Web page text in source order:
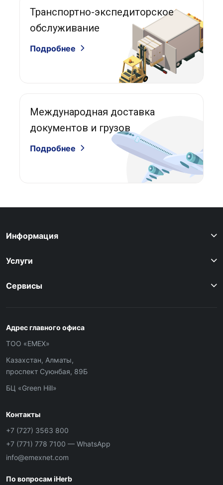
Транспортно-экспедиторское
обслуживание
Подробнее
Международная доставка
документов и грузов
Подробнее
Информация
Услуги
Сервисы
Адрес главного офиса
ТОО «ЕМЕХ»
Казахстан, Алматы,
проспект Суюнбая, 89Б
БЦ «Green Hill»
Контакты
+7 (727) 3563 800
+7 (771) 778 7100 — WhatsApp
info@emexnet.com
По вопросам iHerb